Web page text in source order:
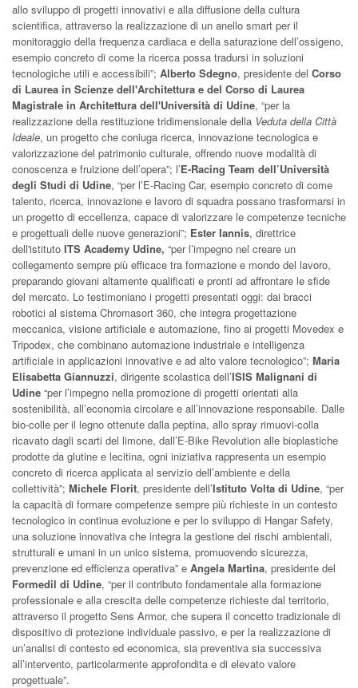
allo sviluppo di progetti innovativi e alla diffusione della cultura
scientifica, attraverso la realizzazione di un anello smart per il
monitoraggio della frequenza cardiaca e della saturazione dell’ossigeno,
esempio concreto di come la ricerca possa tradursi in soluzioni
tecnologiche utili e accessibili”; Alberto Sdegno, presidente del Corso
di Laurea in Scienze dell'Architettura e del Corso di Laurea
Magistrale in Architettura dell'Università di Udine, “per la
realizzazione della restituzione tridimensionale della Veduta della Città
Ideale, un progetto che coniuga ricerca, innovazione tecnologica e
valorizzazione del patrimonio culturale, offrendo nuove modalità di
conoscenza e fruizione dell’opera”; l’E-Racing Team dell’Università
degli Studi di Udine, “per l’E-Racing Car, esempio concreto di come
talento, ricerca, innovazione e lavoro di squadra possano trasformarsi in
un progetto di eccellenza, capace di valorizzare le competenze tecniche
e progettuali delle nuove generazioni”; Ester Iannis, direttrice
dell'istituto ITS Academy Udine, “per l’impegno nel creare un
collegamento sempre più efficace tra formazione e mondo del lavoro,
preparando giovani altamente qualificati e pronti ad affrontare le sfide
del mercato. Lo testimoniano i progetti presentati oggi: dai bracci
robotici al sistema Chromasort 360, che integra progettazione
meccanica, visione artificiale e automazione, fino ai progetti Movedex e
Tripodex, che combinano automazione industriale e intelligenza
artificiale in applicazioni innovative e ad alto valore tecnologico”; Maria
Elisabetta Giannuzzi, dirigente scolastica dell’ISIS Malignani di
Udine “per l’impegno nella promozione di progetti orientati alla
sostenibilità, all’economia circolare e all’innovazione responsabile. Dalle
bio-colle per il legno ottenute dalla peptina, allo spray rimuovi-colla
ricavato dagli scarti del limone, dall’E-Bike Revolution alle bioplastiche
prodotte da glutine e lecitina, ogni iniziativa rappresenta un esempio
concreto di ricerca applicata al servizio dell’ambiente e della
collettività”; Michele Florit, presidente dell’Istituto Volta di Udine, “per
la capacità di formare competenze sempre più richieste in un contesto
tecnologico in continua evoluzione e per lo sviluppo di Hangar Safety,
una soluzione innovativa che integra la gestione dei rischi ambientali,
strutturali e umani in un unico sistema, promuovendo sicurezza,
prevenzione ed efficienza operativa” e Angela Martina, presidente del
Formedil di Udine, “per il contributo fondamentale alla formazione
professionale e alla crescita delle competenze richieste dal territorio,
attraverso il progetto Sens Armor, che supera il concetto tradizionale di
dispositivo di protezione individuale passivo, e per la realizzazione di
un’analisi di contesto ed economica, sia preventiva sia successiva
all’intervento, particolarmente approfondita e di elevato valore
progettuale”.